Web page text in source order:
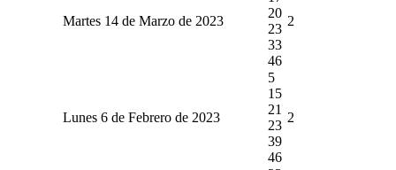
Martes 14 de Marzo de 2023
20
23
33
46
2
Lunes 6 de Febrero de 2023
5
15
21
23
39
46
2